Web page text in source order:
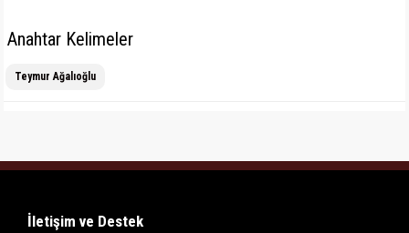
Anahtar Kelimeler
Teymur Ağalıoğlu
İletişim ve Destek